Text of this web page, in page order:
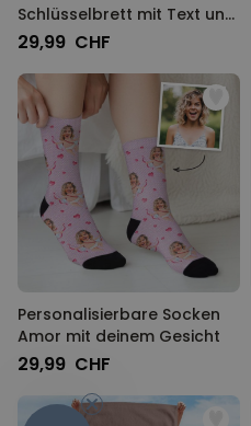
Schlüsselbrett mit Text und
Symbol
29,99 CHF
Personalisierbare Socken
Amor mit deinem Gesicht
29,99 CHF
-10%